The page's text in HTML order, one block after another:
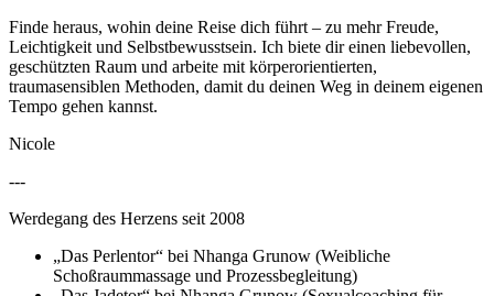
Finde heraus, wohin deine Reise dich führt – zu mehr Freude,
Leichtigkeit und Selbstbewusstsein. Ich biete dir einen liebevollen,
geschützten Raum und arbeite mit körperorientierten,
traumasensiblen Methoden, damit du deinen Weg in deinem eigenen
Tempo gehen kannst.
Nicole
---
Werdegang des Herzens seit 2008
„Das Perlentor“ bei Nhanga Grunow (Weibliche
Schoßraummassage und Prozessbegleitung)